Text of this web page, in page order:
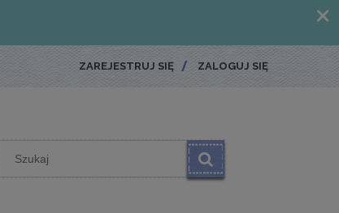
ZAREJESTRUJ SIĘ ZALOGUJ SIĘ